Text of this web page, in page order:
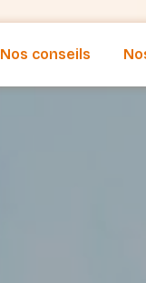
Nos conseils